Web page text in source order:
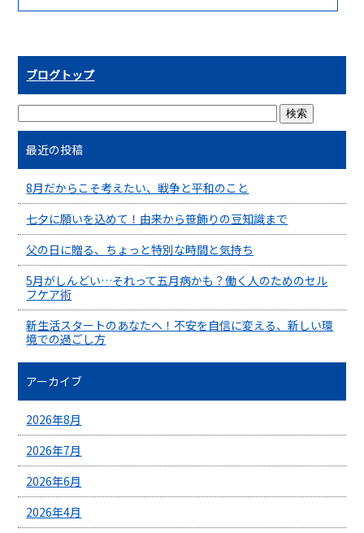
ブログトップ
最近の投稿
8月だからこそ考えたい、戦争と平和のこと
七夕に願いを込めて！由来から笹飾りの豆知識まで
父の日に贈る、ちょっと特別な時間と気持ち
5月がしんどい…それって五月病かも？働く人のためのセル
フケア術
新生活スタートのあなたへ！不安を自信に変える、新しい環
境での過ごし方
アーカイブ
2026年8月
2026年7月
2026年6月
2026年4月